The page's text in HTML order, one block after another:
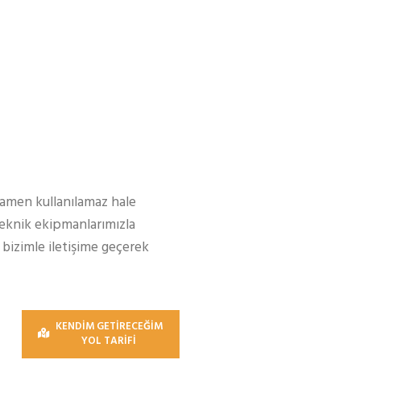
kullanılamaz hale
ekipmanlarımızla
bizimle iletişime geçerek
KENDİM GETİRECEĞİM
YOL TARİFİ